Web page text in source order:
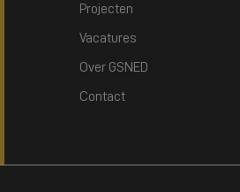
Projecten
Vacatures
Over GSNED
Contact